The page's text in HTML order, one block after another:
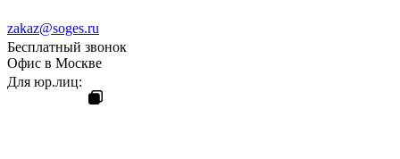
zakaz@soges.ru
Бесплатный звонок
Офис в Москве
Для юр.лиц: